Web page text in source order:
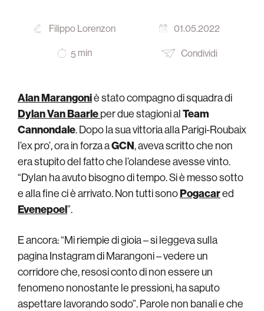
Filippo Lorenzon 01.05.2022
5 min Condividi
Alan Marangoniè stato compagno di squadra di
Dylan Van Baarleper due stagioni alTeam
Cannondale. Dopo la sua vittoria alla Parigi-Roubaix
l’ex pro’, ora in forza aGCN, aveva scritto che non
era stupito del fatto che l’olandese avesse vinto.
“Dylan ha avuto bisogno di tempo. Si è messo sotto
e alla fine ci è arrivato. Non tutti sonoPogacared
Evenepoel”.
E ancora: “Mi riempie di gioia – si leggeva sulla
pagina Instagram di Marangoni – vedere un
corridore che, resosi conto di non essere un
fenomeno nonostante le pressioni, ha saputo
aspettare lavorando sodo”. Parole non banali e che